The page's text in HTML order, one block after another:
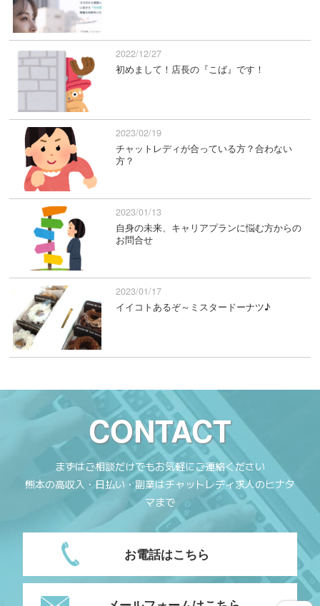
2022/12/27
初めまして！店長の『こば』です！
2023/02/19
チャットレディが合っている方？合わない
方？
2023/01/13
自身の未来、キャリアプランに悩む方からの
お問合せ
2023/01/17
イイコトあるぞ～ミスタードーナツ♪
CONTACT
まずはご相談だけでもお気軽にご連絡ください
熊本の高収入・日払い・副業はチャットレディ求人のヒナタ
マまで
お電話はこちら